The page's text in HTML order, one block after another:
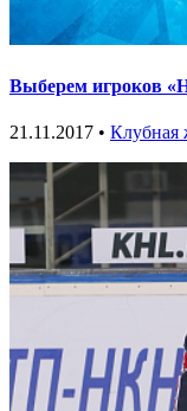
Выберем игроков
21.11.2017 • Клубная